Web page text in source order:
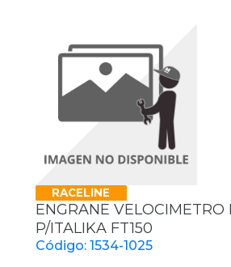
RACELINE
ENGRANE VELOCIMETRO
P/ITALIKA FT150
Código: 1534-1025